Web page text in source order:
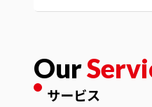
Our
サービス